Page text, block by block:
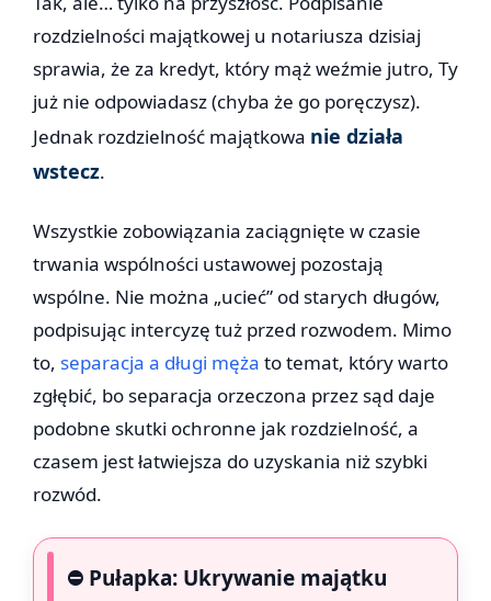
rozdzielności majątkowej u notariusza dzisiaj
sprawia, że za kredyt, który mąż weźmie jutro, Ty
już nie odpowiadasz (chyba że go poręczysz).
Jednak rozdzielność majątkowa nie działa
wstecz.
Wszystkie zobowiązania zaciągnięte w czasie
trwania wspólności ustawowej pozostają
wspólne. Nie można „ucieć” od starych długów,
podpisując intercyzę tuż przed rozwodem. Mimo
to, separacja a długi męża to temat, który warto
zgłębić, bo separacja orzeczona przez sąd daje
podobne skutki ochronne jak rozdzielność, a
czasem jest łatwiejsza do uzyskania niż szybki
rozwód.
⛔ Pułapka: Ukrywanie majątku